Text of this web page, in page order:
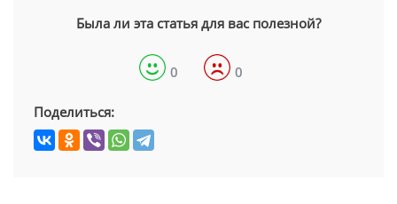
Была ли эта статья для вас полезной?
0 0
Поделиться: